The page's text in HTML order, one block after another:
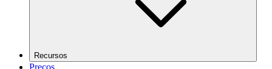
Recursos
Preços